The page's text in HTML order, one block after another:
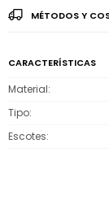
MÉTODOS Y
CARACTERÍSTICAS
Material
Tipo
Escotes